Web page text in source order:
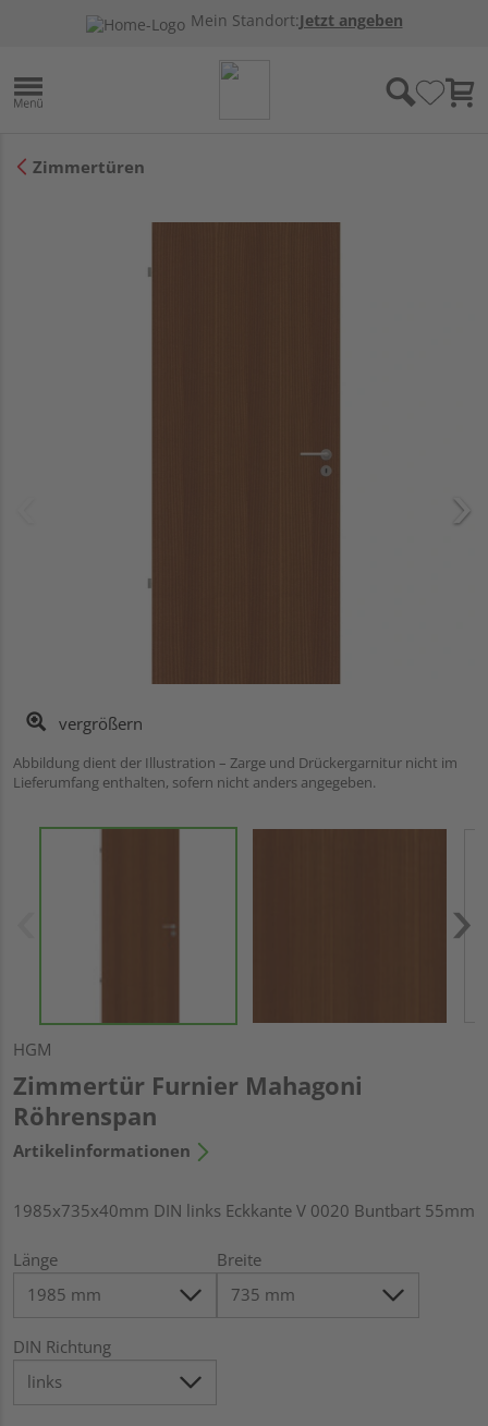
Mein Standort:Jetzt angeben
Zimmertüren
vergrößern
Abbildung dient der Illustration – Zarge und Drückergarnitur nicht im
Lieferumfang enthalten, sofern nicht anders angegeben.
HGM
Zimmertür Furnier Mahagoni
Röhrenspan
Artikelinformationen
1985x735x40mm DIN links Eckkante V 0020 Buntbart 55mm
Länge Breite
DIN Richtung